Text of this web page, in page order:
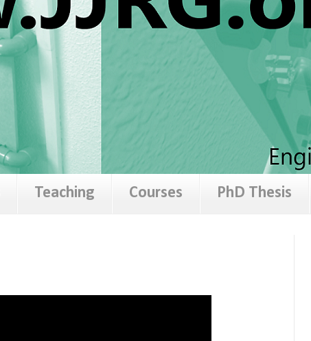
Teaching Courses PhD Thesis